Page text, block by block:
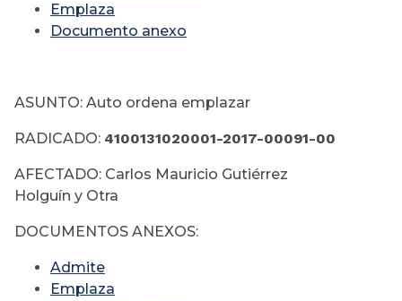
Emplaza
Documento anexo
ASUNTO: Auto ordena emplazar
RADICADO: 4100131020001-2017-00091-00
AFECTADO: Carlos Mauricio Gutiérrez
Holguín y Otra
DOCUMENTOS ANEXOS:
Admite
Emplaza